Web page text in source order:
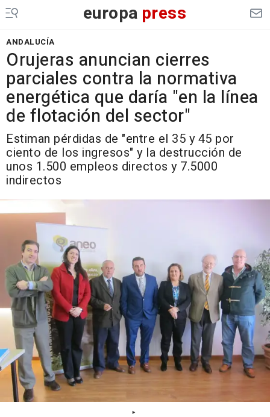
europa press
ANDALUCÍA
Orujeras anuncian cierres
parciales contra la normativa
energética que daría "en la línea
de flotación del sector"
Estiman pérdidas de "entre el 35 y 45 por
ciento de los ingresos" y la destrucción de
unos 1.500 empleos directos y 7.5000
indirectos